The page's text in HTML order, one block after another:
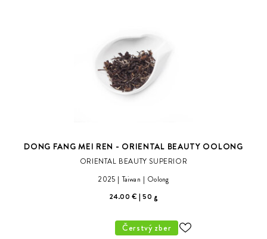
DONG FANG MEI REN - ORIENTAL BEAUTY OOLONG
ORIENTAL BEAUTY SUPERIOR
2025
Taiwan
Oolong
24.00 € 50 g
Čerstvý zber
ODOBER